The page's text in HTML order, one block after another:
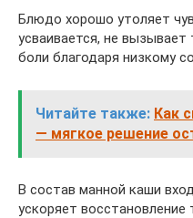
Блюдо хорошо утоляет
усваивается, не
боли благодаря низкому
Читайте также: Как
— мягкое решение
В состав манной каши
ускоряет